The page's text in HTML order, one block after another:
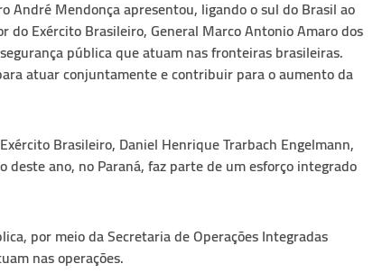
André Mendonça apresentou, ligando o sul do Brasil ao
do Exército Brasileiro, General Marco Antonio Amaro dos
pública que atuam nas fronteiras brasileiras.
atuar conjuntamente e contribuir para o aumento da
Brasileiro, Daniel Henrique Trarbach Engelmann,
ano, no Paraná, faz parte de um esforço integrado
por meio da Secretaria de Operações Integradas
nas operações.